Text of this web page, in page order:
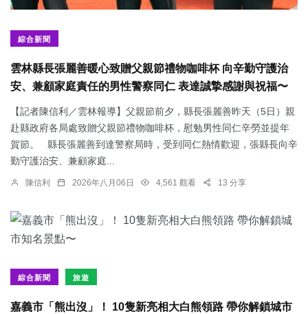
綜合新聞
雲林縣長張麗善暖心致贈父親節禮物咖啡杯 向辛勤守護治
安、兼顧家庭責任的男性警察同仁 表達誠摯感謝與祝福〜
【記者陳信利／雲林報導】父親節前夕，縣長張麗善昨天（5日）親
赴縣政府各局處致贈父親節禮物咖啡杯，慰勉男性同仁辛勞並提年
賀節。 縣長張麗善到達警察局時，受到同仁熱情歡迎，張縣長向辛
勤守護治安、兼顧家庭...
陳信利 2026年八月06日 4,561 觀看 13 分享
綜合新聞 旅遊
嘉義市「熊出沒」！ 10隻新亮相大白熊領路 帶你解鎖城市